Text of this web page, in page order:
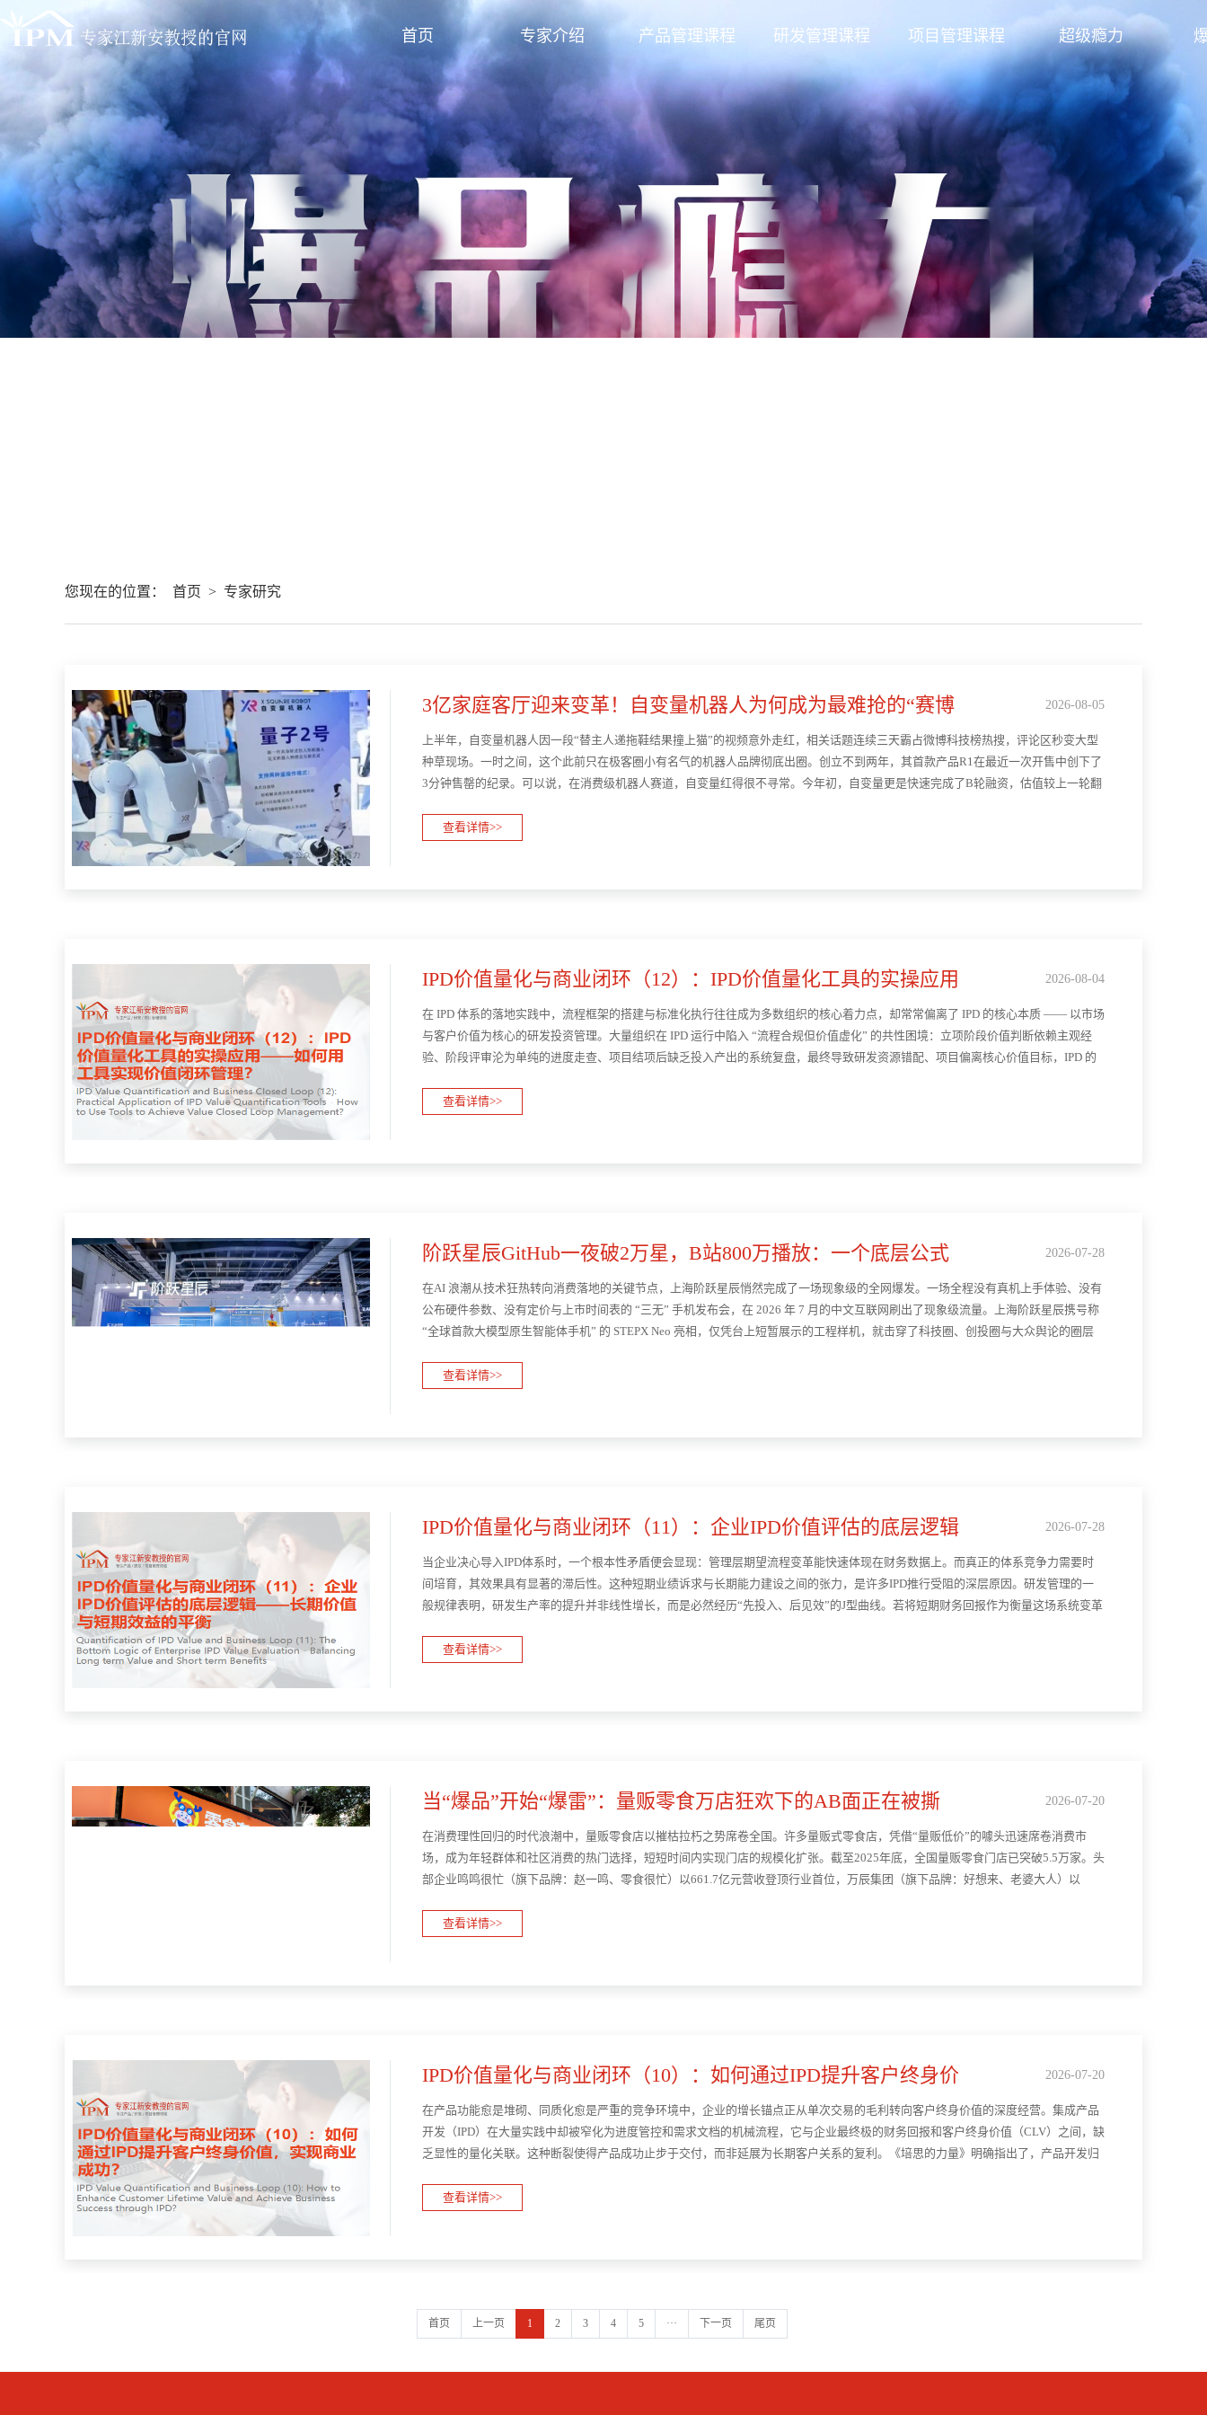
首页 专家介绍 产品管理课程 研发管理课程 项目管理课程 超级瘾力
您现在的位置： 首页 > 专家研究
3亿家庭客厅迎来变革！自变量机器人为何成为最难抢的“赛博
家人”···
2026-08-05
上半年，自变量机器人因一段“替主人递拖鞋结果撞上猫”的视频意外走红，相关话题连续三天霸占微博科技榜热搜，评论区秒变大型
种草现场。一时之间，这个此前只在极客圈小有名气的机器人品牌彻底出圈。创立不到两年，其首款产品R1在最近一次开售中创下了
3分钟售罄的纪录。可以说，在消费级机器人赛道，自变量红得很不寻常。今年初，自变量更是快速完成了B轮融资，估值较上一轮翻
查看详情>>
IPD价值量化与商业闭环（12）：IPD价值量化工具的实操应用
——如···
2026-08-04
在 IPD 体系的落地实践中，流程框架的搭建与标准化执行往往成为多数组织的核心着力点，却常常偏离了 IPD 的核心本质 —— 以市场
与客户价值为核心的研发投资管理。大量组织在 IPD 运行中陷入 “流程合规但价值虚化” 的共性困境：立项阶段价值判断依赖主观经
验、阶段评审沦为单纯的进度走查、项目结项后缺乏投入产出的系统复盘，最终导致研发资源错配、项目偏离核心价值目标，IPD 的
查看详情>>
阶跃星辰GitHub一夜破2万星，B站800万播放：一个底层公式
拆解其病···
2026-07-28
在AI 浪潮从技术狂热转向消费落地的关键节点，上海阶跃星辰悄然完成了一场现象级的全网爆发。一场全程没有真机上手体验、没有
公布硬件参数、没有定价与上市时间表的 “三无” 手机发布会，在 2026 年 7 月的中文互联网刷出了现象级流量。上海阶跃星辰携号称
“全球首款大模型原生智能体手机” 的 STEPX Neo 亮相，仅凭台上短暂展示的工程样机，就击穿了科技圈、创投圈与大众舆论的圈层
查看详情>>
IPD价值量化与商业闭环（11）：企业IPD价值评估的底层逻辑
——长···
2026-07-28
当企业决心导入IPD体系时，一个根本性矛盾便会显现：管理层期望流程变革能快速体现在财务数据上。而真正的体系竞争力需要时
间培育，其效果具有显著的滞后性。这种短期业绩诉求与长期能力建设之间的张力，是许多IPD推行受阻的深层原因。研发管理的一
般规律表明，研发生产率的提升并非线性增长，而是必然经历“先投入、后见效”的J型曲线。若将短期财务回报作为衡量这场系统变革
查看详情>>
当“爆品”开始“爆雷”：量贩零食万店狂欢下的AB面正在被撕
开！
2026-07-20
在消费理性回归的时代浪潮中，量贩零食店以摧枯拉朽之势席卷全国。许多量贩式零食店，凭借“量贩低价”的噱头迅速席卷消费市
场，成为年轻群体和社区消费的热门选择，短短时间内实现门店的规模化扩张。截至2025年底，全国量贩零食门店已突破5.5万家。头
部企业鸣鸣很忙（旗下品牌：赵一鸣、零食很忙）以661.7亿元营收登顶行业首位，万辰集团（旗下品牌：好想来、老婆大人）以
查看详情>>
IPD价值量化与商业闭环（10）：如何通过IPD提升客户终身价
值，实···
2026-07-20
在产品功能愈是堆砌、同质化愈是严重的竞争环境中，企业的增长锚点正从单次交易的毛利转向客户终身价值的深度经营。集成产品
开发（IPD）在大量实践中却被窄化为进度管控和需求文档的机械流程，它与企业最终极的财务回报和客户终身价值（CLV）之间，缺
乏显性的量化关联。这种断裂使得产品成功止步于交付，而非延展为长期客户关系的复利。《培思的力量》明确指出了，产品开发归
查看详情>>
首页 上一页 1 2 3 4 5 ··· 下一页 尾页